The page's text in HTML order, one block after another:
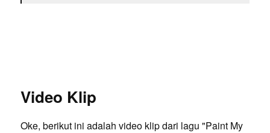
Video Klip
Oke, berikut ini adalah video klip dari lagu "Paint My